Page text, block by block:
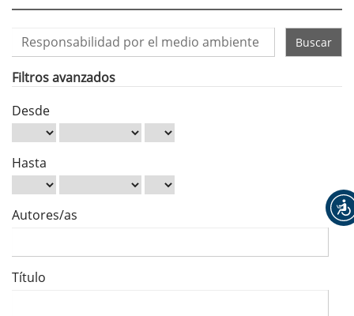
Buscar
artículos
por
Filtros avanzados
Desde
Hasta
Autores/as
Título